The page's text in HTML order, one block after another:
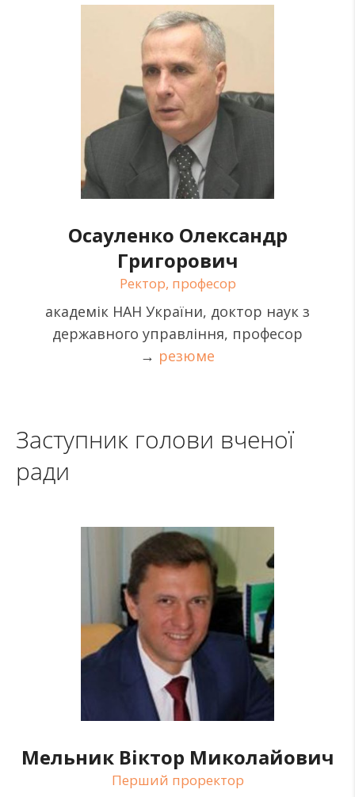
Осауленко Олександр
Григорович
Ректор, професор
академік НАН України, доктор наук з
державного управління, професор
→ резюме
Заступник голови вченої
ради
Мельник Віктор Миколайович
Перший проректор